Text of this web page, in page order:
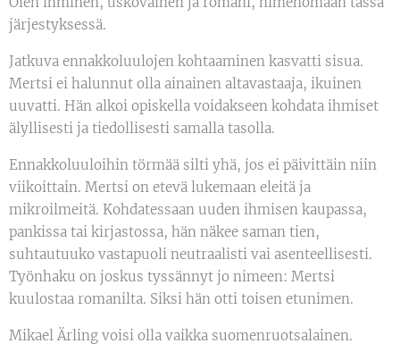
järjestyksessä.
Jatkuva ennakkoluulojen kohtaaminen kasvatti sisua.
Mertsi ei halunnut olla ainainen altavastaaja, ikuinen
uuvatti. Hän alkoi opiskella voidakseen kohdata ihmiset
älyllisesti ja tiedollisesti samalla tasolla.
Ennakkoluuloihin törmää silti yhä, jos ei päivittäin niin
viikoittain. Mertsi on etevä lukemaan eleitä ja
mikroilmeitä. Kohdatessaan uuden ihmisen kaupassa,
pankissa tai kirjastossa, hän näkee saman tien,
suhtautuuko vastapuoli neutraalisti vai asenteellisesti.
Työnhaku on joskus tyssännyt jo nimeen: Mertsi
kuulostaa romanilta. Siksi hän otti toisen etunimen.
Mikael Ärling voisi olla vaikka suomenruotsalainen.